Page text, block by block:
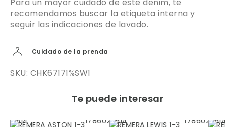
Para un mayor cuidado de este denim, te
recomendamos buscar la etiqueta interna y
seguir las indicaciones de lavado.
Cuidado de la prenda
SKU: CHK67171%SW1
Te puede interesar